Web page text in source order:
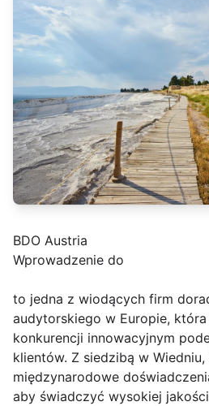
BDO Austria
Wprowadzenie do
to jedna z wiodących firm
audytorskiego w Europie,
konkurencji innowacyjnym
klientów. Z siedzibą w
międzynarodowe
aby świadczyć wysokiej